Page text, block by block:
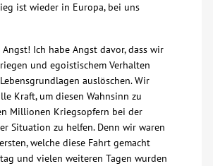
ist wieder in Europa, bei uns
Ich habe Angst davor, dass wir
und egoistischem Verhalten
auslöschen. Wir
Kraft, um diesen Wahnsinn zu
Millionen Kriegsopfern bei der
Situation zu helfen. Denn wir waren
welche diese Fahrt gemacht
und vielen weiteren Tagen wurden